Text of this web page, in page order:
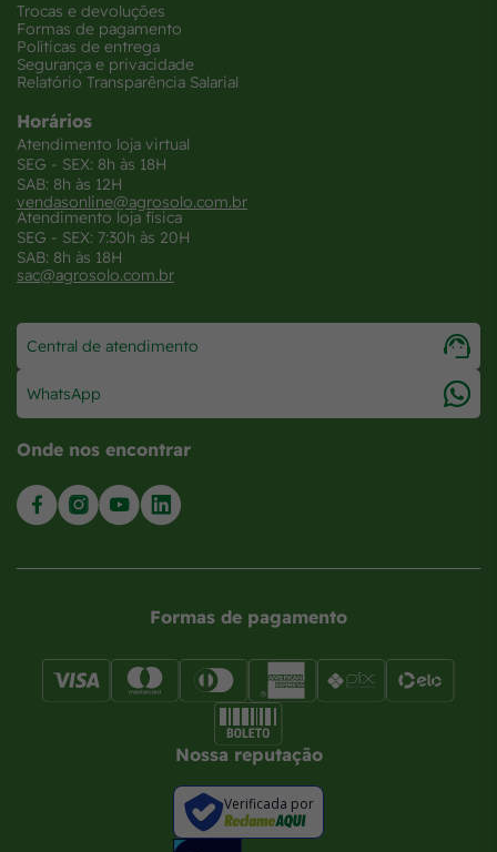
Trocas e devoluções
Formas de pagamento
Políticas de entrega
Segurança e privacidade
Relatório Transparência Salarial
Horários
Atendimento loja virtual
SEG - SEX: 8h às 18H
SAB: 8h às 12H
vendasonline@agrosolo.com.br
Atendimento loja física
SEG - SEX: 7:30h às 20H
SAB: 8h às 18H
sac@agrosolo.com.br
Central de atendimento
WhatsApp
Onde nos encontrar
Formas de pagamento
Nossa reputação
Verificada por